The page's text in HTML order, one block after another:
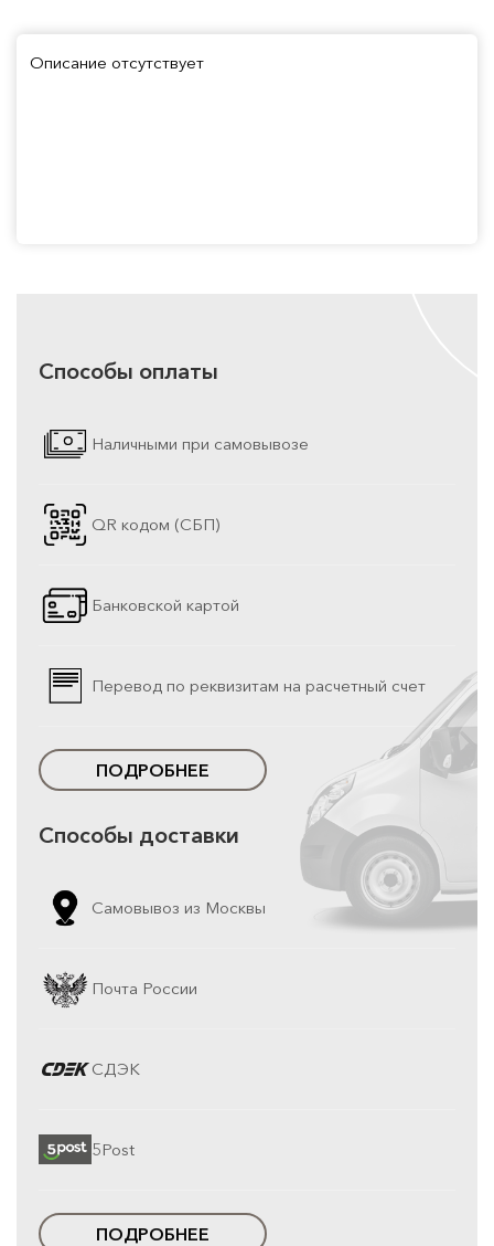
Описание отсутствует
Способы оплаты
Наличными при самовывозе
QR кодом (СБП)
Банковской картой
Перевод по реквизитам на расчетный счет
ПОДРОБНЕЕ
Способы доставки
Самовывоз из Москвы
Почта России
СДЭК
5Post
ПОДРОБНЕЕ